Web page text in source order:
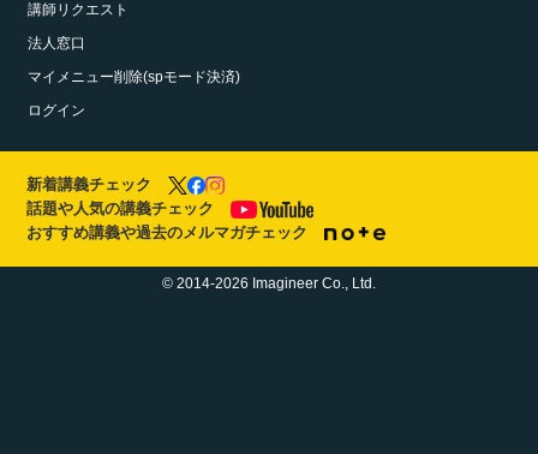
講師リクエスト
法人窓口
マイメニュー削除(spモード決済)
ログイン
新着講義チェック
話題や人気の講義チェック
おすすめ講義や過去のメルマガチェック
© 2014-2026 Imagineer Co., Ltd.